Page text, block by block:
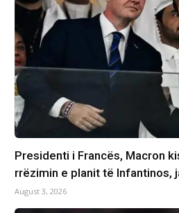
Presidenti i Francës, Macron
rrëzimin e planit të Infantinos,
August 3, 2026